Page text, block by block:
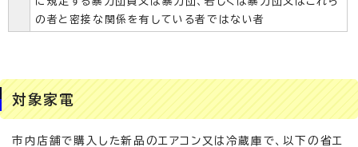
の者と密接な関係を有している者ではない者
対象家電
市内店舗で購入した新品のエアコン又は冷蔵庫で、以下の省エ